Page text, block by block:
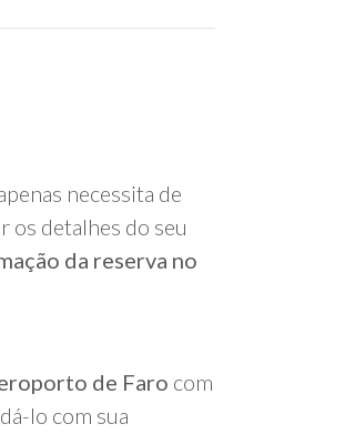
necessita de
os detalhes do seu
da reserva no
de Faro com
lo com sua